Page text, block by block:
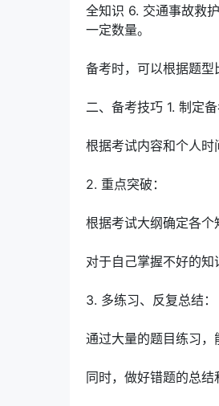
全知识 6. 交通事故救
一定数量。
备考时，可以根据题型
二、备考技巧 1. 制定备
根据考试内容和个人
2. 重点突破：
根据考试大纲确定各个
对于自己掌握不好的知
3. 多练习、反复总结：
通过大量的题目练习，
同时，做好错题的总结